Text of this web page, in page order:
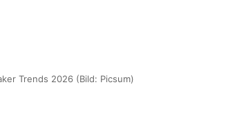
Trends 2026 (Bild: Picsum)